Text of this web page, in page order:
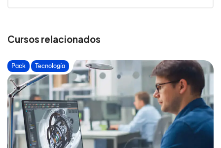
Cursos relacionados
Pack Tecnología